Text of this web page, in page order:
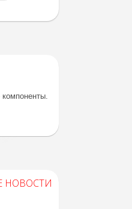
компоненты.
НОВОСТИ